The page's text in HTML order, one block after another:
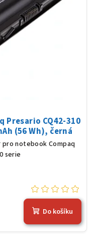
Presario CQ42-310
(56 Wh), černá
notebook Compaq
serie
Do košíku